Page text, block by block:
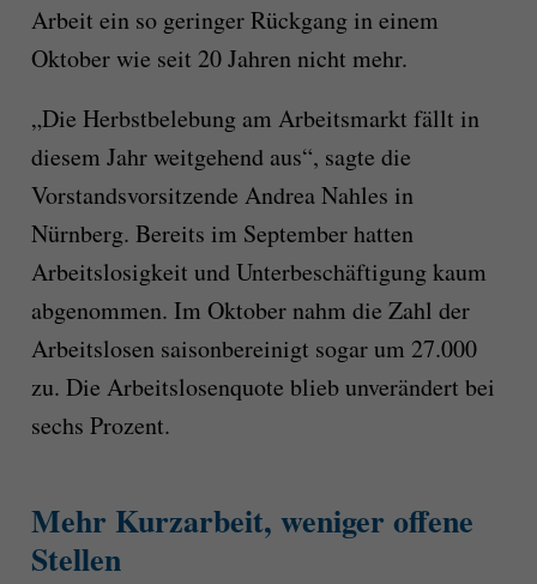
Arbeit ein so geringer Rückgang in einem
Oktober wie seit 20 Jahren nicht mehr.
„Die Herbstbelebung am Arbeitsmarkt fällt in
diesem Jahr weitgehend aus“, sagte die
Vorstandsvorsitzende Andrea Nahles in
Nürnberg. Bereits im September hatten
Arbeitslosigkeit und Unterbeschäftigung kaum
abgenommen. Im Oktober nahm die Zahl der
Arbeitslosen saisonbereinigt sogar um 27.000
zu. Die Arbeitslosenquote blieb unverändert bei
sechs Prozent.
Mehr Kurzarbeit, weniger offene
Stellen